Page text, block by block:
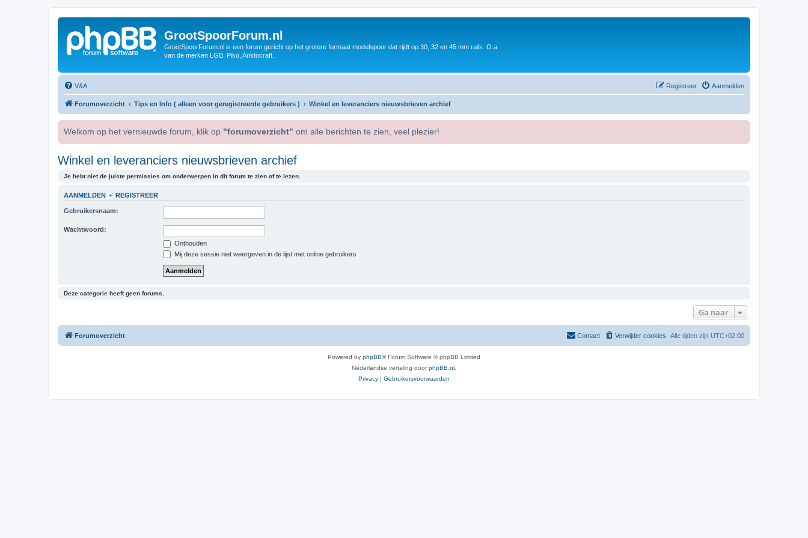
GrootSpoorForum.nl
GrootSpoorForum.nl is een forum gericht op het grotere formaat modelspoor dat rijdt op 30, 32 en 45 mm rails. O.a
van de merken LGB, Piko, Aristocraft.
V&A Aanmelden
Registreer
Forumoverzicht Tips en Info ( alleen voor geregistreerde gebruikers ) Winkel en leveranciers nieuwsbrieven archief
Welkom op het vernieuwde forum, klik op "forumoverzicht" om alle berichten te zien, veel plezier!
Winkel en leveranciers nieuwsbrieven archief
Je hebt niet de juiste permissies om onderwerpen in dit forum te zien of te lezen.
AANMELDEN • REGISTREER
Gebruikersnaam:
Wachtwoord:
Onthouden
Mij deze sessie niet weergeven in de lijst met online gebruikers
Deze categorie heeft geen forums.
Ga naar
Forumoverzicht Alle tijden zijn UTC+02:00
Verwijder cookies
Contact
Powered by phpBB® Forum Software © phpBB Limited
Nederlandse vertaling doorphpBB.nl.
Privacy | Gebruikersvoorwaarden